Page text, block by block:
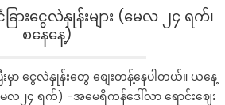
ားငွေလဲနှုန်းများ (မေလ ၂၄ ရက်၊
စနေနေ့)
ာ ငွေလဲနှုန်းတွေ စျေးတန့်နေပါတယ်။ ယနေ့
မေလ၂၄ ရက်) -အမေရိကန်ဒေါ်လာ‌ ရောင်းဈေး